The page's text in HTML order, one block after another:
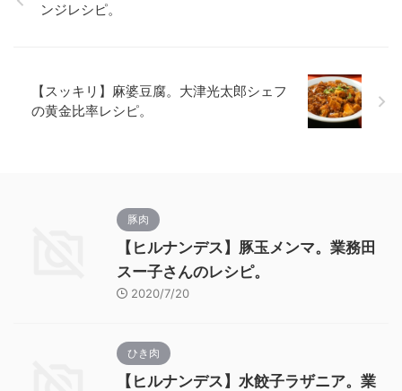
ンジレシピ。
【スッキリ】麻婆豆腐。大津光太郎シェフ
の黄金比率レシピ。
豚肉
【ヒルナンデス】豚玉メンマ。業務田
スー子さんのレシピ。
2020/7/20
ひき肉
【ヒルナンデス】水餃子ラザニア。業